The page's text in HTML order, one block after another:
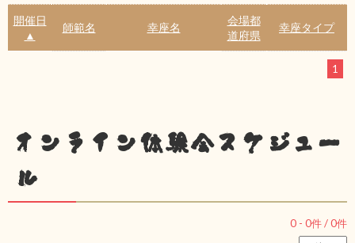
開催日
▲
師範名 幸座名
会場都
道府県
幸座タイプ
1
オンライン体験会スケジュー
ル
0 - 0件 /0件